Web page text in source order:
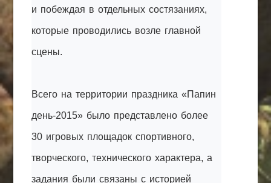
и побеждая в отдельных состязаниях,
которые проводились возле главной
сцены.
Всего на территории праздника «Папин
день-2015» было представлено более
30 игровых площадок спортивного,
творческого, технического характера, а
задания были связаны с историей